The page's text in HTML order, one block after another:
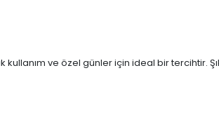
kullanım ve özel günler için ideal bir tercihtir.